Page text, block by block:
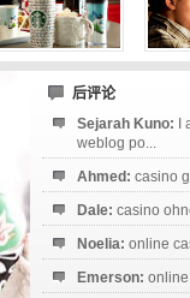
后评论
Sejarah Kuno:
weblog po...
Ahmed: casino
Dale: casino
Noelia: online
Emerson: